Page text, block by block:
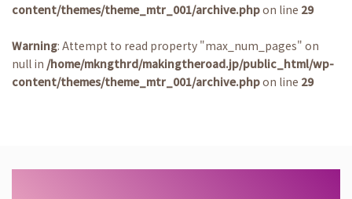
content/themes/theme_mtr_001/archive.phpon line 29
Warning: Attempt to read property "max_num_pages" on
null in /home/mkngthrd/makingtheroad.jp/public_html/wp-
content/themes/theme_mtr_001/archive.phpon line 29